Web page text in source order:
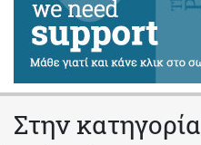
Στην κατηγορία